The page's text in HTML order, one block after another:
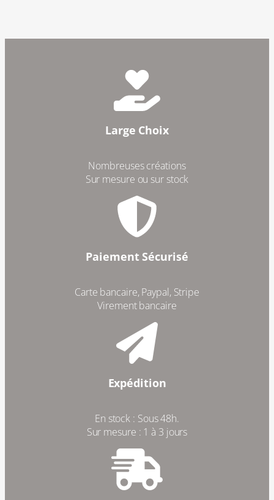
a
Large Choix
Nombreuses créations
Sur mesure ou sur stock
Paiement Sécurisé
Carte bancaire, Paypal, Stripe
Virement bancaire
Expédition
En stock : Sous 48h.
Sur mesure : 1 à 3 jours